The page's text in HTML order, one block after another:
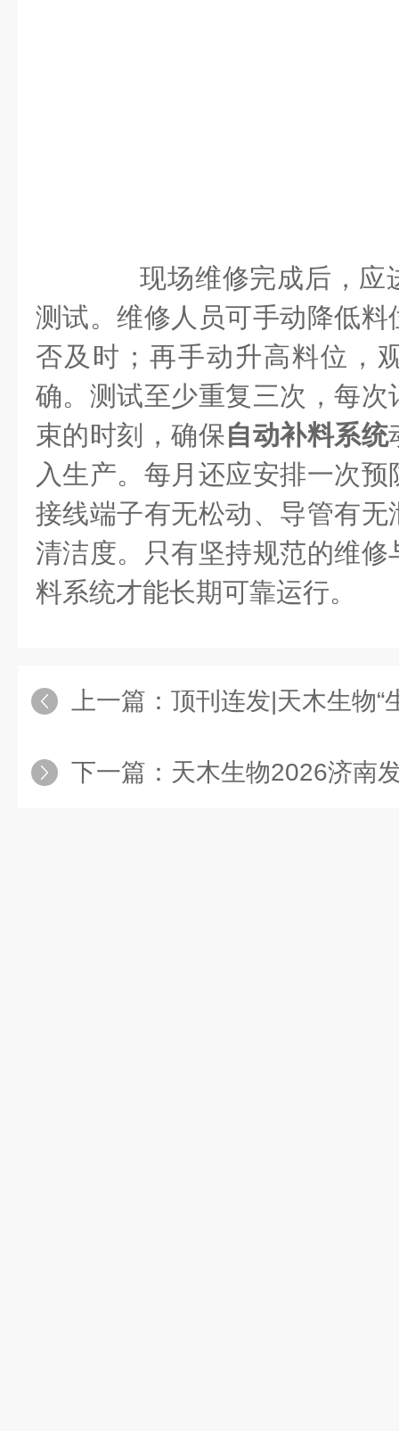
现场维修完成后，应
测试。维修人员可手动降低
否及时；再手动升高料位，
确。测试至少重复三次，每
束的时刻，确保自动补料系统
入生产。每月还应安排一次
接线端子有无松动、导管有
清洁度。只有坚持规范的维
料系统才能长期可靠运行。
上一篇： 顶刊连发|天木生物“生物制造”全流程平
下一篇： 天木生物2026济南发酵展：以创新实力